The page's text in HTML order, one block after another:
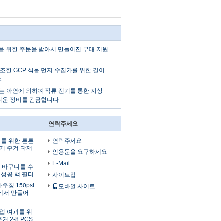
위한 주문을 받아서 만들어진 부대 지원
한 GCP 식물 먼지 수집가를 위한 길이
아연에 의하여 직류 전기를 통한 지상
운 정비를 감금합니다
위한 튼튼
주거 다재
바구니를 수
공 백 필터
우징 150psi
서 만들어
여과를 위
거 2-8 PCS
연락주세요
연락주세요
인용문을 요구하세요
E-Mail
사이트맵
모바일 사이트